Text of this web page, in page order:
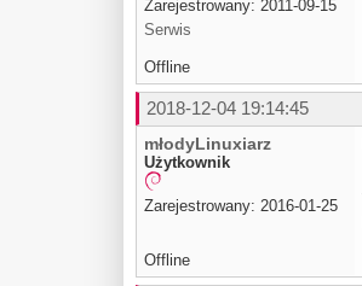
Zarejestrowany: 2011-09-15
Serwis
Offline
2018-12-04 19:14:45
młodyLinuxiarz
Użytkownik
Zarejestrowany: 2016-01-25
Offline